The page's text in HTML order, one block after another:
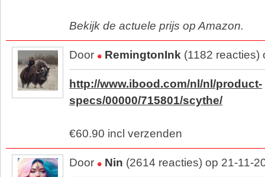
Bekijk de actuele prijs op Amazon.
Door RemingtonInk (1182 reacties)
http://www.ibood.com/nl/nl/product-
specs/00000/715801/scythe/
€60.90 incl verzenden
Door Nin (2614 reacties) op 21-11-